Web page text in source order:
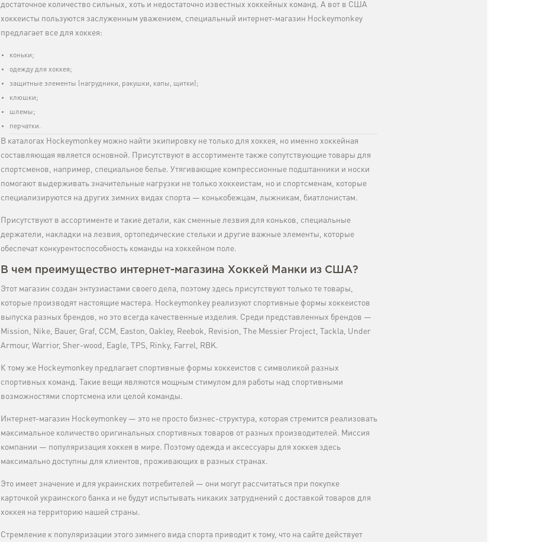
достаточное количество сильных, хоть и недостаточно известных хоккейных команд. А вот в США
хоккеисты пользуются заслуженным уважением, специальный интернет-магазин Hockeymonkey
предлагает все для хоккея:
коньки;
одежду для хоккея;
защитные элементы (нагрудники, ракушки, капы, щитки);
клюшки;
шлемы;
перчатки.
В каталогах Hockeymonkey можно найти экипировку не только для хоккея, но именно хоккейная
составляющая является основной. Присутствуют в ассортименте также сопутствующие товары для
спортсменов, например, специальное белье. Утягивающие компрессионные подштанники и носки
помогают выдерживать значительные нагрузки не только хоккеистам, но и спортсменам, которые
специализируются на других зимних видах спорта — конькобежцам, лыжникам, биатлонистам.
Присутствуют в ассортименте и такие детали, как сменные лезвия для коньков, специальные
держатели, накладки на лезвия, ортопедические стельки и другие важные элементы, которые
обеспечат конкурентоспособность команды на хоккейном поле.
В чем преимущество интернет-магазина Хоккей Манки из США?
Этот магазин создан энтузиастами своего дела, поэтому здесь присутствуют только те товары,
которые производят настоящие мастера. Hockeymonkey реализуют спортивные формы хоккеистов
выпуска разных брендов, но это всегда качественные изделия. Среди представленных брендов —
Mission, Nike, Bauer, Graf, CCM, Easton, Oakley, Reebok, Revision, The Messier Project, Tackla, Under
Armour, Warrior, Sher-wood, Eagle, TPS, Rinky, Farrel, RBK.
К тому же Hockeymonkey предлагает спортивные формы хоккеистов с символикой разных
спортивных команд. Такие вещи являются мощным стимулом для работы над спортивными
возможностями спортсмена или целой команды.
Интернет-магазин Hockeymonkey — это не просто бизнес-структура, которая стремится реализовать
максимальное количество оригинальных спортивных товаров от разных производителей. Миссия
компании — популяризация хоккея в мире. Поэтому одежда и аксессуары для хоккея здесь
максимально доступны для клиентов, проживающих в разных странах.
Это имеет значение и для украинских потребителей — они могут рассчитаться при покупке
карточкой украинского банка и не будут испытывать никаких затруднений с доставкой товаров для
хоккея на территорию нашей страны.
Стремление к популяризации этого зимнего вида спорта приводит к тому, что на сайте действует